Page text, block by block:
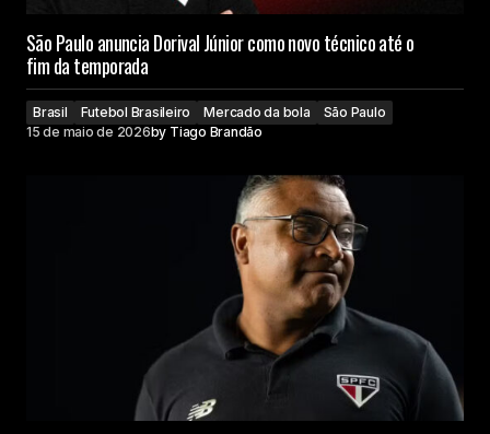
São Paulo anuncia Dorival Júnior como novo técnico até o
fim da temporada
Brasil Futebol Brasileiro Mercado da bola
São Paulo
15 de maio de 2026by Tiago Brandão